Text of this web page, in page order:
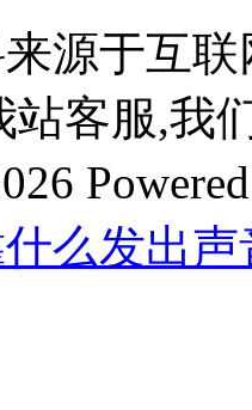
源于互
站客服,我
么发出声